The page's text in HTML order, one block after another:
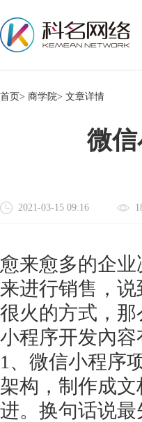
首页> 商学院> 文章详情
微
2021-03-15 09:16
愈来愈多的企
来进行销售，
很火的方式，那
小程序开发內容
1、微信小程序
架构，制作成
进。换句话说